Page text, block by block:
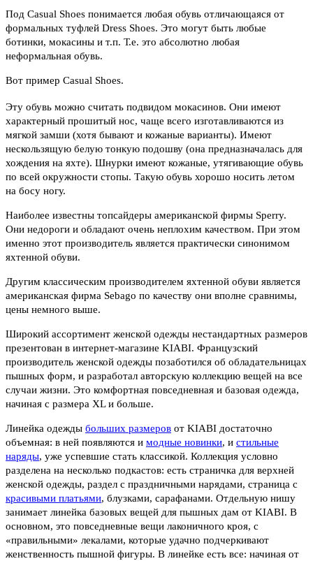
Под Casual Shoes понимается любая обувь отличающаяся от
формальных туфлей Dress Shoes. Это могут быть любые
ботинки, мокасины и т.п. Т.е. это абсолютно любая
неформальная обувь.
Вот пример Casual Shoes.
Эту обувь можно считать подвидом мокасинов. Они имеют
характерный прошитый нос, чаще всего изготавливаются из
мягкой замши (хотя бывают и кожаные варианты). Имеют
нескользящую белую тонкую подошву (она предназначалась для
хождения на яхте). Шнурки имеют кожаные, утягивающие обувь
по всей окружности стопы. Такую обувь хорошо носить летом
на босу ногу.
Наиболее известны топсайдеры американской фирмы Sperry.
Они недороги и обладают очень неплохим качеством. При этом
именно этот производитель является практически синонимом
яхтенной обуви.
Другим классическим производителем яхтенной обуви является
американская фирма Sebago по качеству они вполне сравнимы,
цены немного выше.
Широкий ассортимент женской одежды нестандартных размеров
презентован в интернет-магазине KIABI. Французский
производитель женской одежды позаботился об обладательницах
пышных форм, и разработал авторскую коллекцию вещей на все
случаи жизни. Это комфортная повседневная и базовая одежда,
начиная с размера XL и больше.
Линейка одежды больших размеров от KIABI достаточно
объемная: в ней появляются и модные новинки, и стильные
наряды, уже успевшие стать классикой. Коллекция условно
разделена на несколько подкастов: есть страничка для верхней
женской одежды, раздел с праздничными нарядами, страница с
красивыми платьями, блузками, сарафанами. Отдельную нишу
занимает линейка базовых вещей для пышных дам от KIABI. В
основном, это повседневные вещи лаконичного кроя, с
«правильными» лекалами, которые удачно подчеркивают
женственность пышной фигуры. В линейке есть все: начиная от